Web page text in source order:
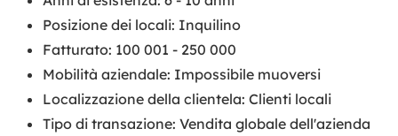
Posizione dei locali: Inquilino
Fatturato: 100 001 - 250 000
Mobilità aziendale: Impossibile muoversi
Localizzazione della clientela: Clienti locali
Tipo di transazione: Vendita globale dell'azienda